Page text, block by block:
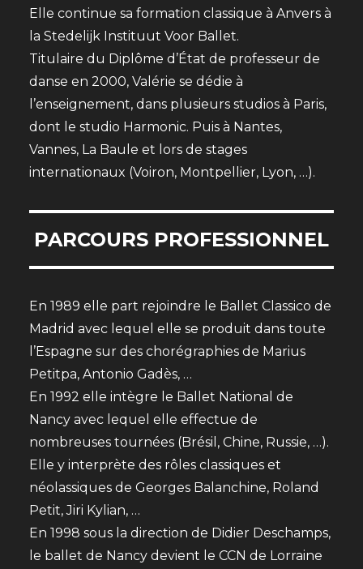
Elle continue sa formation classique à Anvers à
la Stedelijk Instituut Voor Ballet.
Titulaire du Diplôme d’État de professeur de
danse en 2000, Valérie se dédie à
l’enseignement, dans plusieurs studios à Paris,
dont le studio Harmonic. Puis à Nantes,
Vannes, La Baule et lors de stages
internationaux (Voiron, Montpellier, Lyon, …).
PARCOURS PROFESSIONNEL
En 1989 elle part rejoindre le Ballet Classico de
Madrid avec lequel elle se produit dans toute
l’Espagne sur des chorégraphies de Marius
Petitpa, Antonio Gadès, …
En 1992 elle intègre le Ballet National de
Nancy avec lequel elle effectue de
nombreuses tournées (Brésil, Chine, Russie, …).
Elle y interprète des rôles classiques et
néolassiques de Georges Balanchine, Roland
Petit, Jiri Kylian, …
En 1998 sous la direction de Didier Deschamps,
le ballet de Nancy devient le CCN de Lorraine